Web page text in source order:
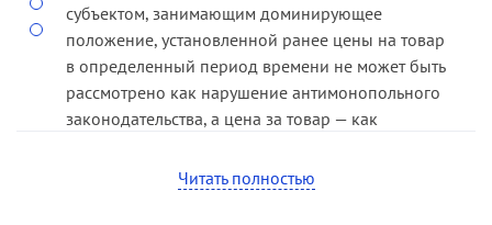
метод сопоставимых рынков (часть 4 статьи 6
Закона о защите конкуренции).
субъектом, занимающим доминирующее
положение, установленной ранее цены на товар
в определенный период времени не может быть
рассмотрено как нарушение антимонопольного
законодательства, а цена за товар — как
В этой связи следует принимать во внимание то,
Читать полностью